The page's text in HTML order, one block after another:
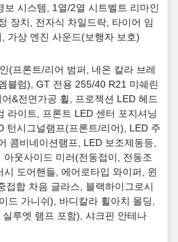
보 시스템, 1열/2열 시트벨트 리마인
장치, 전자식 차일드락, 타이어 임
가상 엔진 사운드(보행자 보호)
(프론트/리어 범퍼, 네온 칼라 브레
블럼), GT 전용 255/40 R21 미쉐린
&전면가공 휠, 프로젝션 LED 헤드
라이트, 프론트 LED 센터 포지셔닝
턴시그널램프(프론트/리어), LED 주
콤비네이션램프, LED 보조제동등,
아웃사이드 미러(전동접이, 전동조
시 도어핸들, 에어로타입 와이퍼, 윈
접합 차음 글라스, 블랙하이그로시
드 가니쉬), 바디칼라 휠아치 몰딩,
루엣 램프 포함), 샤크핀 안테나